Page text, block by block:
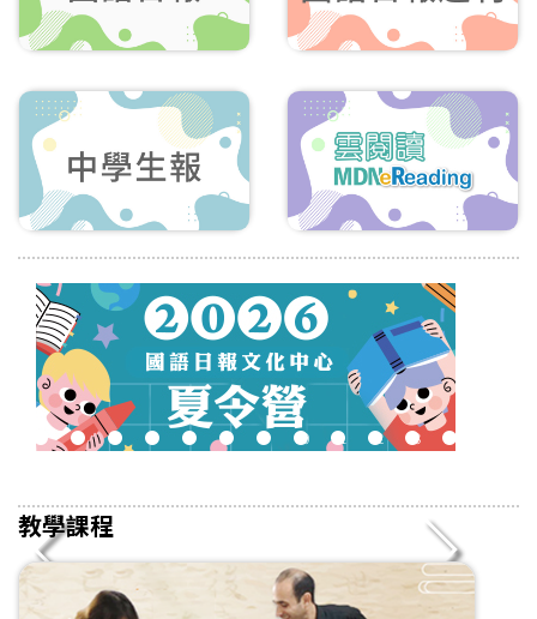
4 5 6 7 8 9 10 11 12 13 14
教學課程